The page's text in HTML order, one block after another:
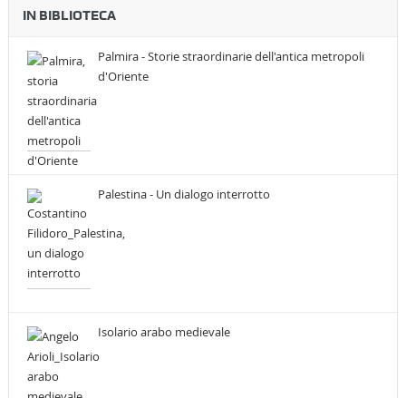
IN BIBLIOTECA
Palmira - Storie straordinarie dell'antica metropoli
d'Oriente
Palestina - Un dialogo interrotto
Isolario arabo medievale